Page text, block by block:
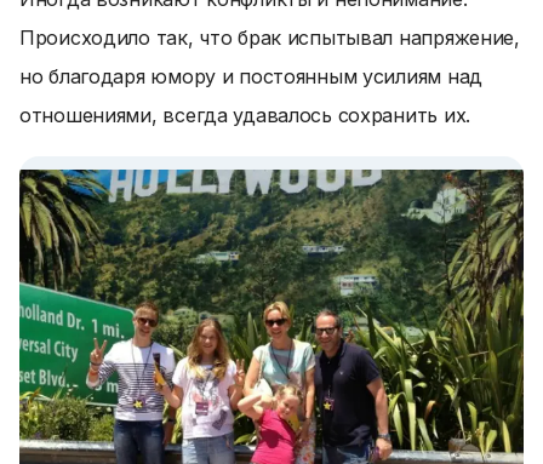
Происходило так, что брак испытывал напряжение,
но благодаря юмору и постоянным усилиям над
отношениями, всегда удавалось сохранить их.